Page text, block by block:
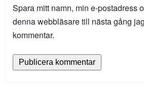
Spara mitt namn, min e-postadress
denna webbläsare till nästa gång
kommentar.